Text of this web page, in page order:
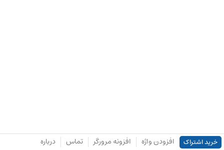
خرید اشتراک افزودن واژه افزونه مرورگر تماس درباره